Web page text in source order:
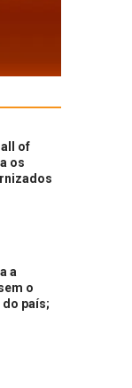
of
os
a
o
país;